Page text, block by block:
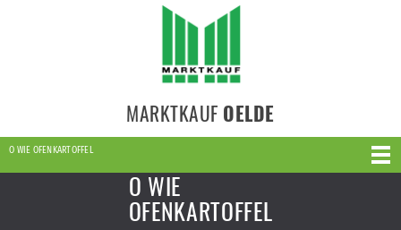
MARKTKAUF OELDE
O WIE OFENKARTOFFEL
O WIE
OFENKARTOFFEL